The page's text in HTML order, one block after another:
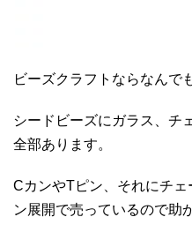
ビーズクラフトならなんで
シードビーズにガラス、チ
全部あります。
CカンやTピン、それにチ
ン展開で売っているので助